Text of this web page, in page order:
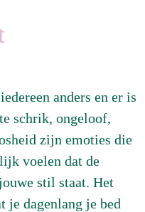
anders en er is
schrik, ongeloof,
zijn emoties die
voelen dat de
stil staat. Het
je dagenlang je bed